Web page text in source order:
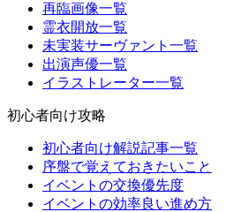
再臨画像一覧
霊衣開放一覧
未実装サーヴァント一覧
出演声優一覧
イラストレーター一覧
初心者向け攻略
初心者向け解説記事一覧
序盤で覚えておきたいこと
イベントの交換優先度
イベントの効率良い進め方